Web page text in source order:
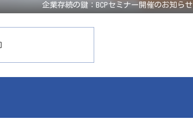
企業存続の鍵：BCPセミナー開催のお知らせ